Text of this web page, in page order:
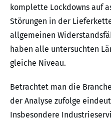
komplette Lockdowns auf
Störungen in der
allgemeinen
haben alle untersuchten
gleiche Niveau.
Betrachtet man die
der Analyse zufolge
Insbesondere